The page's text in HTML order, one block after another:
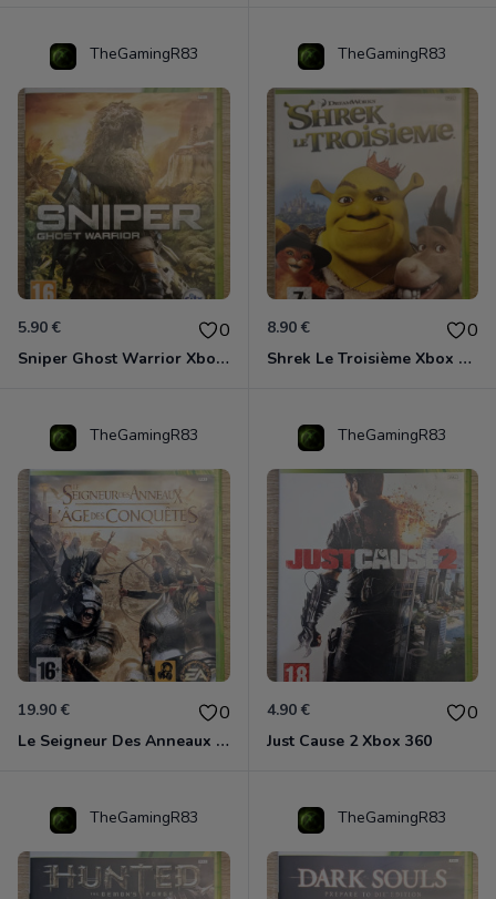
TheGamingR83
5.90 € 0
Sniper Ghost Warrior Xbox 360
TheGamingR83
8.90 € 0
Shrek Le Troisième Xbox 360
TheGamingR83
19.90 € 0
Le Seigneur Des Anneaux - L'âge Des Conquêtes Xbox 360
TheGamingR83
4.90 € 0
Just Cause 2 Xbox 360
TheGamingR83 TheGamingR83